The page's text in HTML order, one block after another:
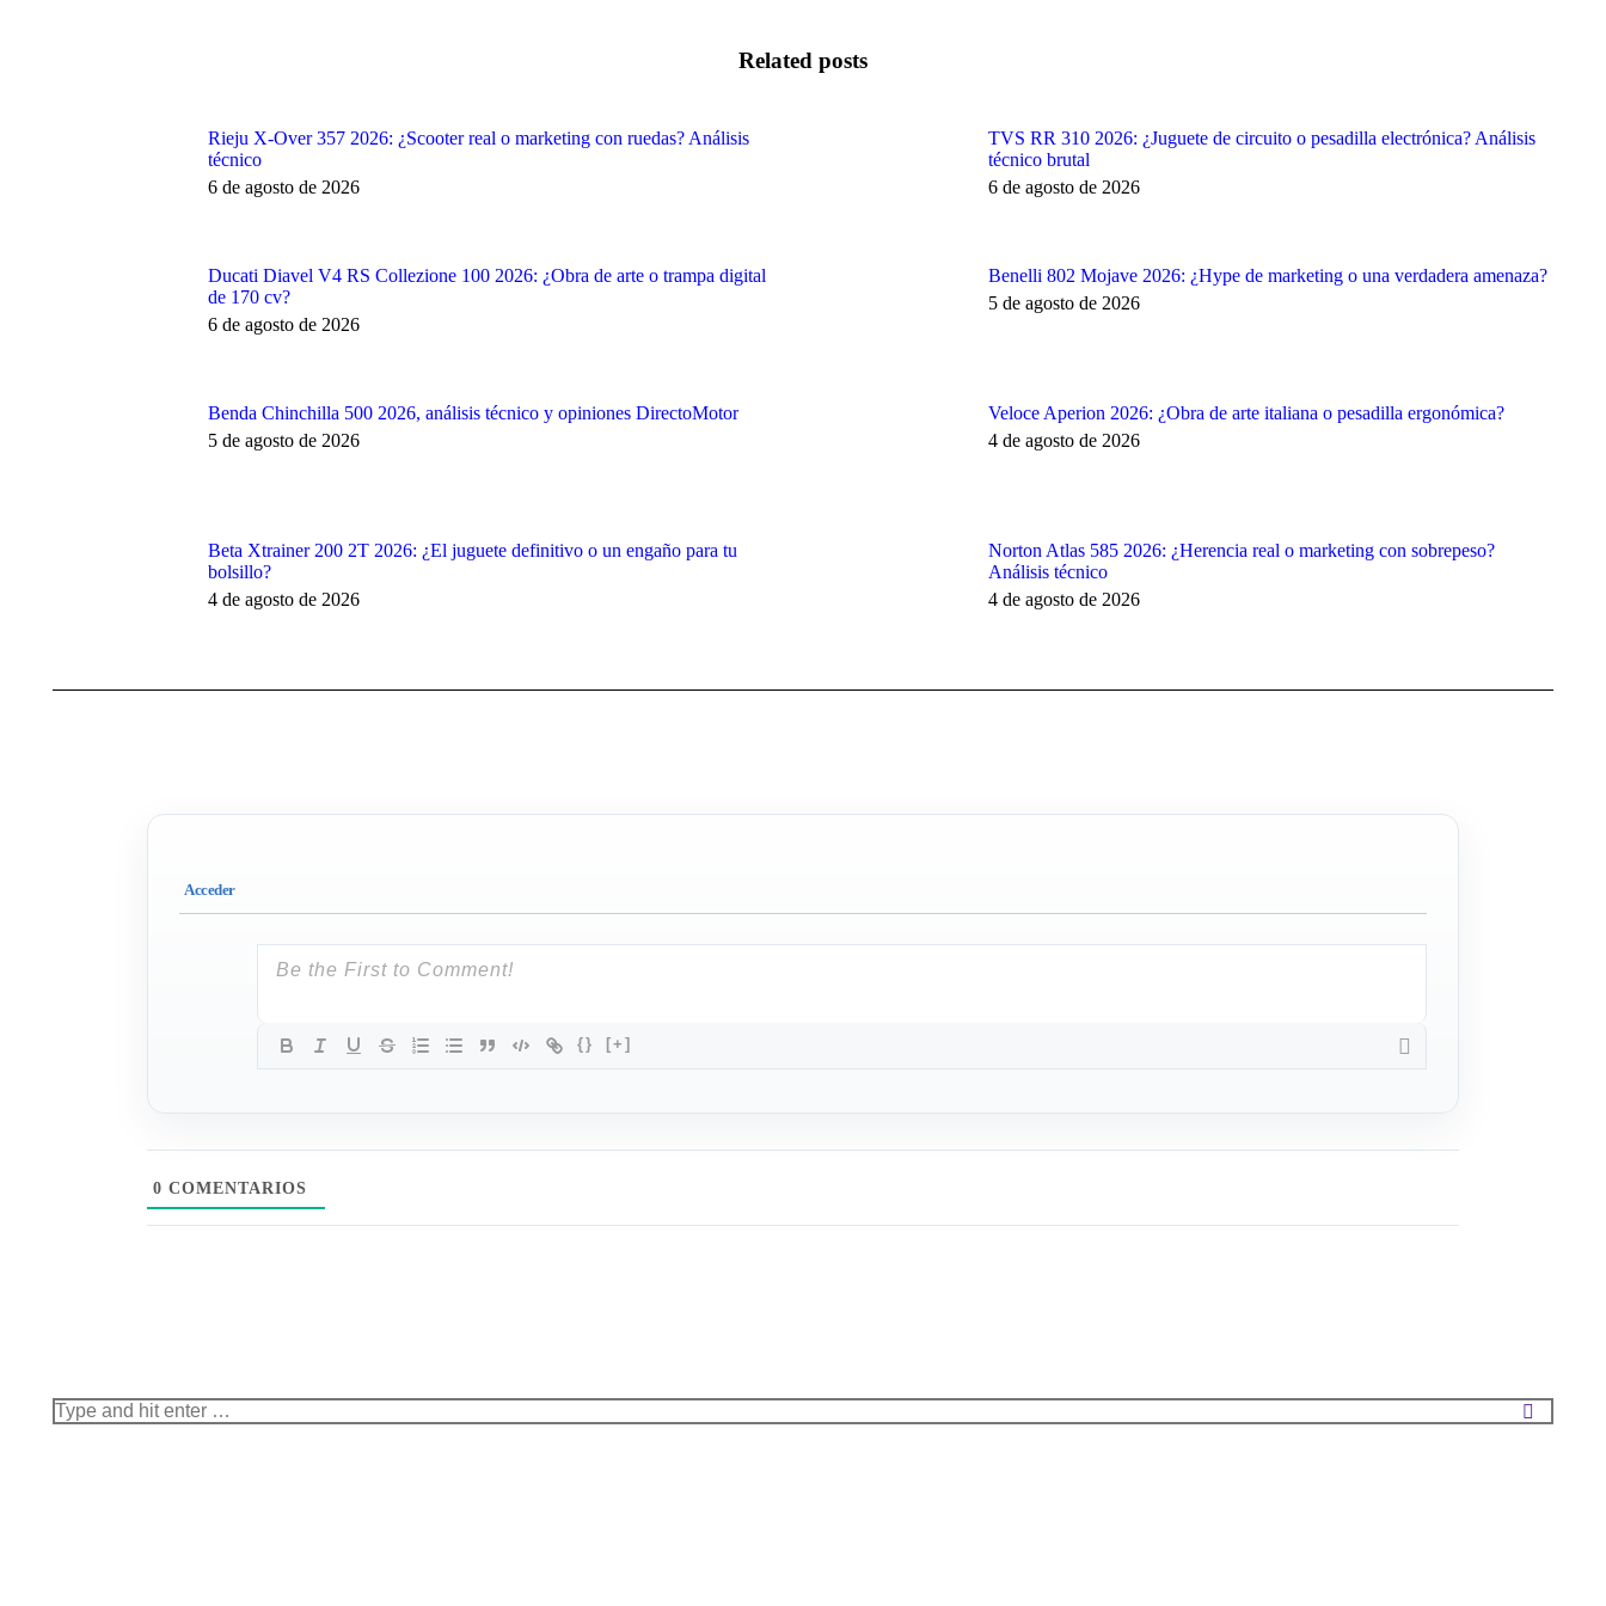
Related posts
Rieju X-Over 357 2026: ¿Scooter real o marketing con ruedas? Análisis
técnico
6 de agosto de 2026
TVS RR 310 2026: ¿Juguete de circuito o pesadilla electrónica? Análisis
técnico brutal
6 de agosto de 2026
Ducati Diavel V4 RS Collezione 100 2026: ¿Obra de arte o trampa digital
de 170 cv?
6 de agosto de 2026
Benelli 802 Mojave 2026: ¿Hype de marketing o una verdadera amenaza?
5 de agosto de 2026
Benda Chinchilla 500 2026, análisis técnico y opiniones DirectoMotor
5 de agosto de 2026
Veloce Aperion 2026: ¿Obra de arte italiana o pesadilla ergonómica?
4 de agosto de 2026
Beta Xtrainer 200 2T 2026: ¿El juguete definitivo o un engaño para tu
bolsillo?
4 de agosto de 2026
Norton Atlas 585 2026: ¿Herencia real o marketing con sobrepeso?
Análisis técnico
4 de agosto de 2026
{} [+]
0 COMENTARIOS
Search: